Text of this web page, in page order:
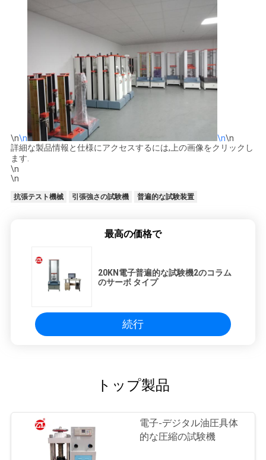
\n\n \n\n
詳細な製品情報と仕様にアクセスするには,上の画像をクリックし
ます.
\n
\n
抗張テスト機械 引張強さの試験機 普遍的な試験装置
最高の価格で
20KN電子普遍的な試験機2のコラム
のサーボ タイプ
続行
トップ製品
電子-デジタル油圧具体
的な圧縮の試験機